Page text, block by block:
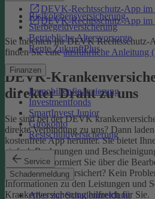
Risikolebensversicherung
Sterbegeldversicherung
Betriebliche Altersvorsorge
Rente ZukunftPlus
Finanzen
Immobilienfinanzierung
Investmentfonds
SmartInvest Junior
Girokonto
Restschuldversicherung
Service
Schadenmeldung
Alles zur Schadenmeldung
DEVK-Rechtsschutz-App im
DEVK-Rechtsschutz-App im
Sie möchten Ihr DEVK Rechtsschutz-
finden Sie eineausführliche Anleitung
DEVK-
direkter Draht zu uns
Sie sind bei der DEVK
direkte Verbindung zu uns? Dann
kostenfreie App herunter. Sie bietet
einfach Rechnungen und
Nachricht informiert Sie über die
DEVK krankenversichert? Kein
Informationen zu den Leistungen und
Krankenversicherung hilfreich für Sie.